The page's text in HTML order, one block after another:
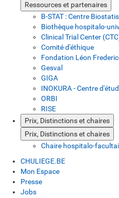
Ressources et partenaires
B-STAT : Centre
Biothèque hospitalo-
Clinical Trial Center
Comité d'éthique
Fondation Léon
Gesval
GIGA
INOKURA - Centre
ORBI
RISE
Prix, Distinctions et chaires
Prix, Distinctions et chaires
Chaire hospitalo-
CHULIEGE.BE
Mon Espace
Presse
Jobs